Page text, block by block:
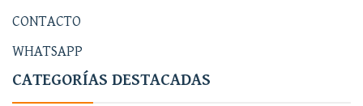
CONTACTO
WHATSAPP
CATEGORÍAS DESTACADAS